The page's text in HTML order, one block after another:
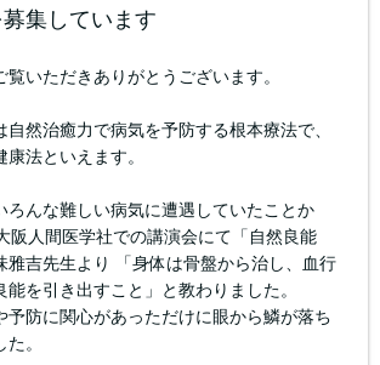
集しています
覧いただきありがとうございます。
自然治癒力で病気を予防する根本療法で、
法といえます。
ろんな難しい病気に遭遇していたことか
阪人間医学社での講演会にて「自然良能
雅吉先生より 「身体は骨盤から治し、血行
能を引き出すこと」と教わりました。
予防に関心があっただけに眼から鱗が落ち
。